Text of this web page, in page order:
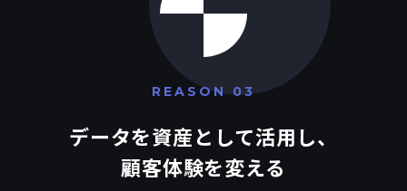
REASON 03
データを資産として活用し、
顧客体験を変える